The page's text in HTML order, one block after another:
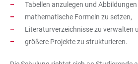
Tabellen anzulegen und
mathematische Formeln zu setzen,
Literaturverzeichnisse zu verwalten
größere Projekte zu strukturieren.